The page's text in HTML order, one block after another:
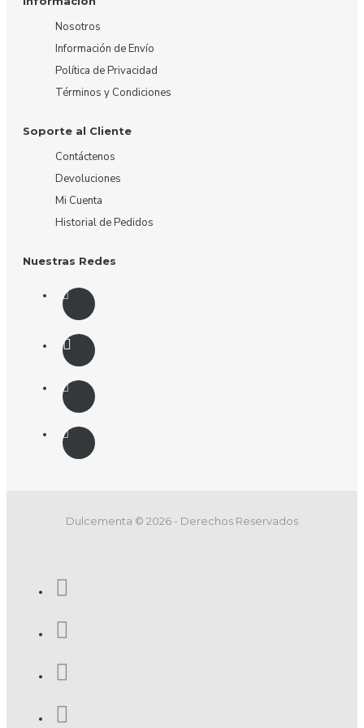
Nosotros
Información de Envío
Política de Privacidad
Términos y Condiciones
Soporte al Cliente
Contáctenos
Devoluciones
Mi Cuenta
Historial de Pedidos
Nuestras Redes
Dulcementa © 2026 - Derechos Reservados